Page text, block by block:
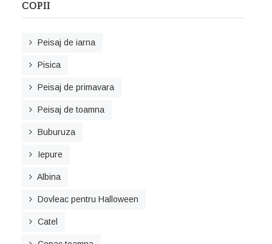
COPII
Peisaj de iarna
Pisica
Peisaj de primavara
Peisaj de toamna
Buburuza
Iepure
Albina
Dovleac pentru Halloween
Catel